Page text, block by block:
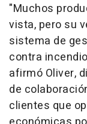
"Muchos
vista, pero su
sistema de
contra
afirmó Oliver,
de
clientes que